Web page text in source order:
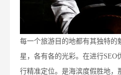
每一个旅游目的地都有其独特的
星，各有各的光彩。在进行SEO
行精准定位。是海滨度假胜地，